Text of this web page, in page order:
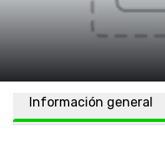
Información general